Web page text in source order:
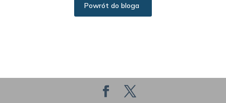
Powrót do bloga